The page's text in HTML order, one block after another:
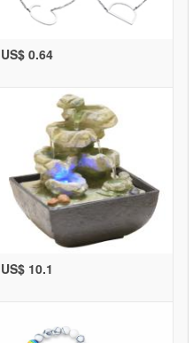
US$ 0.64
US$ 10.1